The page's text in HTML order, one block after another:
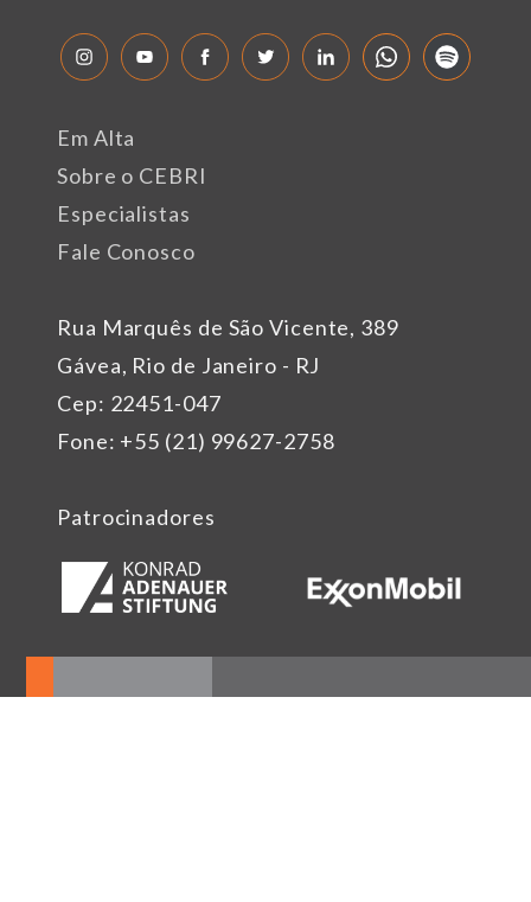
Rua Marquês de São Vicente, 389
Gávea, Rio de Janeiro - RJ
Cep: 22451-047
Fone: +55 (21) 99627-2758
Em Alta
Sobre o CEBRI
Especialistas
Fale Conosco
Patrocinadores